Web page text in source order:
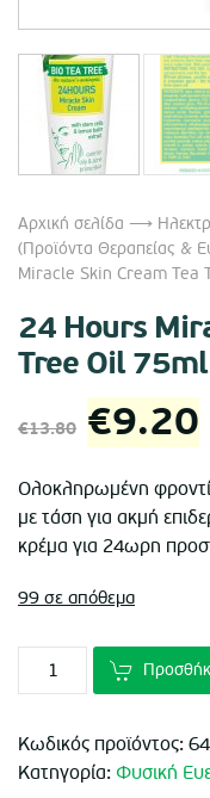
Αρχική σελίδα ⟶
(Προϊόντα Θεραπείας &
Miracle Skin Cream Tea
24 Hours
Tree Oil 75ml
€13.80 Original
price
was:
€13.80.
€9.20
Ολοκληρωμένη
με τάση για ακμή
κρέμα για 24ωρη
99 σε απόθεμα
Κωδικός προϊόντος:
Κατηγορία: Φυσική